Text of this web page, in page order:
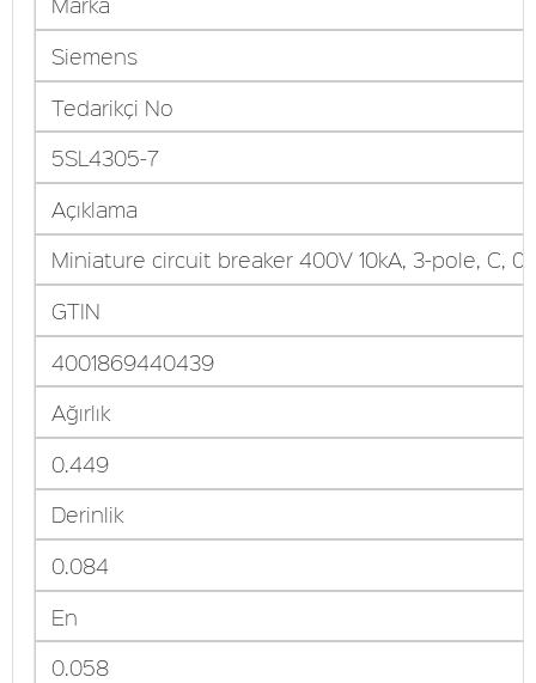
Siemens
Tedarikçi No
5SL4305-7
Açıklama
Miniature circuit breaker 400V 10kA, 3-pole, C,
GTIN
4001869440439
Ağırlık
0.449
Derinlik
0.084
En
0.058